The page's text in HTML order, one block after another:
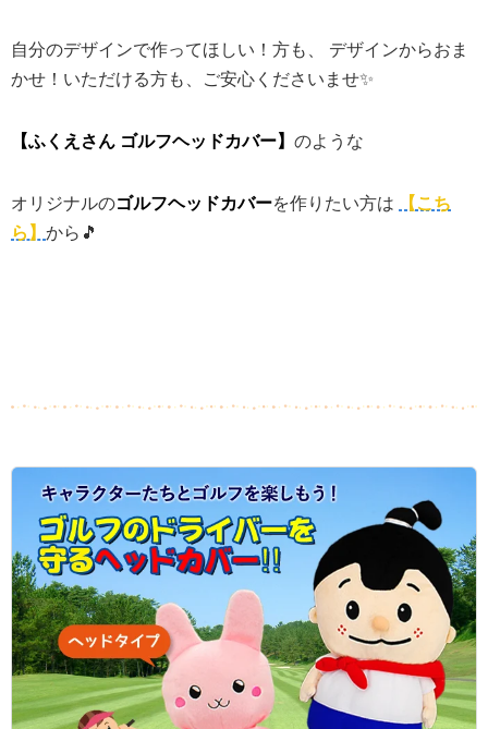
自分のデザインで作ってほしい！方も、 デザインからおま
かせ！いただける方も、ご安心くださいませ✨
【ふくえさん ゴルフヘッドカバー】 のような
オリジナルのゴルフヘッドカバーを作りたい方は
【こち
ら】 から🎵